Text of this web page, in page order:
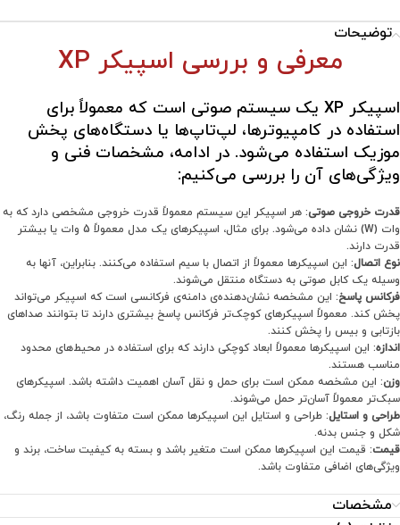
توضیحات
معرفی و بررسی اسپیکر XP
اسپیکر XP یک سیستم صوتی است که معمولاً برای
استفاده در کامپیوترها، لپ‌تاپ‌ها یا دستگاه‌های پخش
موزیک استفاده می‌شود. در ادامه، مشخصات فنی و
ویژگی‌های آن را بررسی می‌کنیم:
قدرت خروجی صوتی: هر اسپیکر این سیستم معمولاً قدرت خروجی مشخصی دارد که به
وات (W) نشان داده می‌شود. برای مثال، اسپیکرهای یک مدل معمولاً 5 وات یا بیشتر
قدرت دارند.
نوع اتصال: این اسپیکرها معمولاً از اتصال با سیم استفاده می‌کنند. بنابراین، آنها به
وسیله یک کابل صوتی به دستگاه منتقل می‌شوند.
فرکانس پاسخ: این مشخصه نشان‌دهنده‌ی دامنه‌ی فرکانسی است که اسپیکر می‌تواند
پخش کند. معمولاً اسپیکرهای کوچک‌تر فرکانس پاسخ بیشتری دارند تا بتوانند صداهای
بازتابی و بیس را پخش کنند.
اندازه: این اسپیکرها معمولاً ابعاد کوچکی دارند که برای استفاده در محیط‌های محدود
مناسب هستند.
وزن: این مشخصه ممکن است برای حمل و نقل آسان اهمیت داشته باشد. اسپیکرهای
سبک‌تر معمولاً آسان‌تر حمل می‌شوند.
طراحی و استایل: طراحی و استایل این اسپیکرها ممکن است متفاوت باشد، از جمله رنگ،
شکل و جنس بدنه.
قیمت: قیمت این اسپیکرها ممکن است متغیر باشد و بسته به کیفیت ساخت، برند و
ویژگی‌های اضافی متفاوت باشد.
مشخصات